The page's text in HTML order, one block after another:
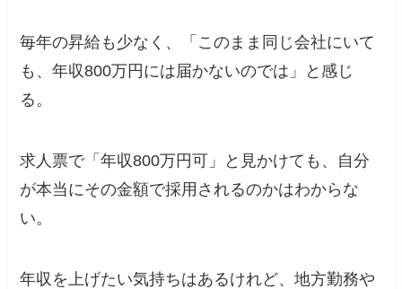
毎年の昇給も少なく、「このまま同じ会社にいて
も、年収800万円には届かないのでは」と感じ
る。
求人票で「年収800万円可」と見かけても、自分
が本当にその金額で採用されるのかはわからな
い。
年収を上げたい気持ちはあるけれど、地方勤務や